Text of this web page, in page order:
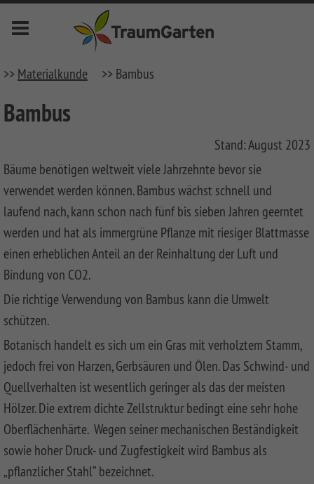
Menu
Novelites
Fences
SYSTEM
Fences
SYSTEM
KERAMIK
SYSTEM
KERAMIK
XL
SYSTEM
BOARD
XL
SYSTEM
BOARD
SYSTEM
GLAS
SYSTEM
LONGLIFE
Fences
LONGLIFE
RIVA
LONGLIFE
ROMO
Metal
Fences
SQUADRA
Privacy
Fence
SYSTEM
RHOMBUS
SYSTEM
ALU
XL
SYSTEM
WPC
Fences
DESIGN
WPC
ALU
JUMBO
WPC
SYSTEM
NEO
Synthetic
Mesh
Fences
WEAVE
LÜX
WEAVE
Softwood
Fences,
Coulour
Varnished
Front
Garden
Fences
LONGLIFE
Front
Garden
LONGLIFE
CLEO
LONGLIFE
CARA
XL
LONGLIFE
CARA
Front
Garden
Fences
Made
Of
WPC
And
Metal
SYSTEM
RHOMBUS
Front
Wooden
Front
Garden
Decking
DREAMDECK
ALU
DREAMDECK
DREAMDECK
WPC
PLATINUM
DREAMDECK
WPC
BICOLOR
DREAMDECK
Bin
Storage
System
System
WINNETOO
WINNETOO
PRO
Sandboxes
and
Playground
Equipment
Planters
Thermoholz
Pflanzkästen
Rhombus
Planters
WPC
Wish
list(0)
Videos
>> Materialkunde >> Bambus
Bambus
Stand: August 2023
Bäume benötigen weltweit viele Jahrzehnte bevor sie
verwendet werden können. Bambus wächst schnell und
laufend nach, kann schon nach fünf bis sieben Jahren geerntet
werden und hat als immergrüne Pflanze mit riesiger Blattmasse
einen erheblichen Anteil an der Reinhaltung der Luft und
Bindung von CO2.
Die richtige Verwendung von Bambus kann die Umwelt
schützen.
Botanisch handelt es sich um ein Gras mit verholztem Stamm,
jedoch frei von Harzen, Gerbsäuren und Ölen. Das Schwind- und
Quellverhalten ist wesentlich geringer als das der meisten
Hölzer. Die extrem dichte Zellstruktur bedingt eine sehr hohe
Oberflächenhärte. Wegen seiner mechanischen Beständigkeit
sowie hoher Druck- und Zugfestigkeit wird Bambus als
„pflanzlicher Stahl“ bezeichnet.